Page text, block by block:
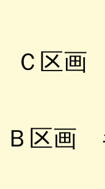
Ｃ区画
Ｂ区画